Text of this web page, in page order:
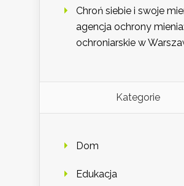
Chroń siebie i swoje
agencja ochrony
ochroniarskie w
Kategorie
Dom
Edukacja